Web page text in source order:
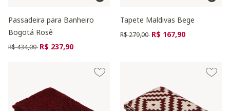
Passadeira para Banheiro
Bogotá Rosê
Preço reduzido de
R$ 434,00 para
R$ 237,90
Tapete Maldivas Bege
Preço reduzido de
R$ 279,00 para
R$ 167,90